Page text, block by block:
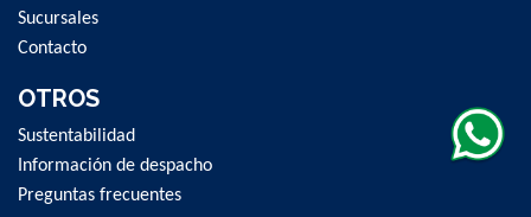
Sucursales
Contacto
OTROS
Sustentabilidad
Información de despacho
Preguntas frecuentes